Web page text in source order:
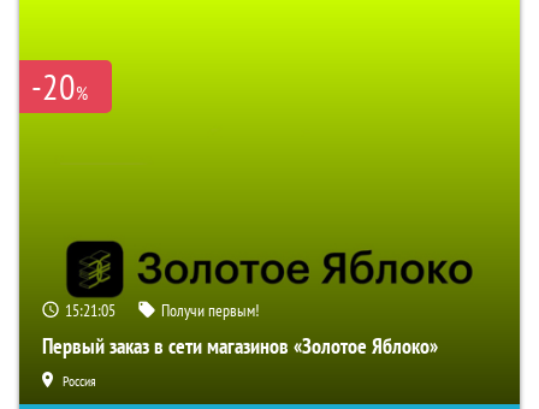
-20%
15:21:04 Получи первым!
Первый заказ в сети магазинов «Золотое Яблоко»
Россия